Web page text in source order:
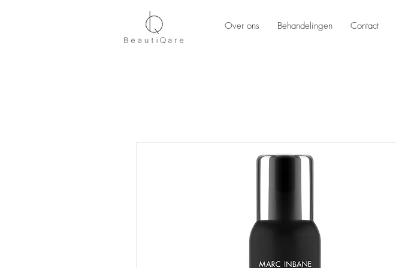
Over ons Behandelingen Contact